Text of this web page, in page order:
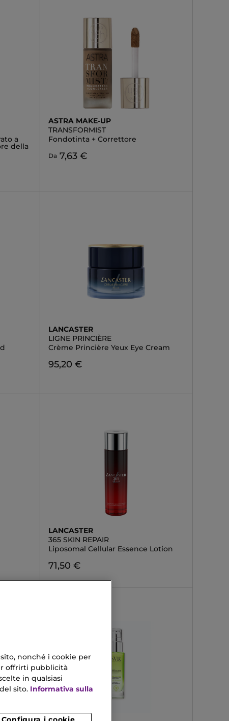
a
della
ASTRA MAKE-UP
TRANSFORMIST
Fondotinta + Correttore
Da 7,63 €
LANCASTER
LIGNE PRINCIÈRE
Crème Princière Yeux Eye Cream
95,20 €
LANCASTER
365 SKIN REPAIR
Liposomal Cellular Essence Lotion
71,50 €
nonché i cookie per
offrirti pubblicità
in qualsiasi
sito. Informativa sulla